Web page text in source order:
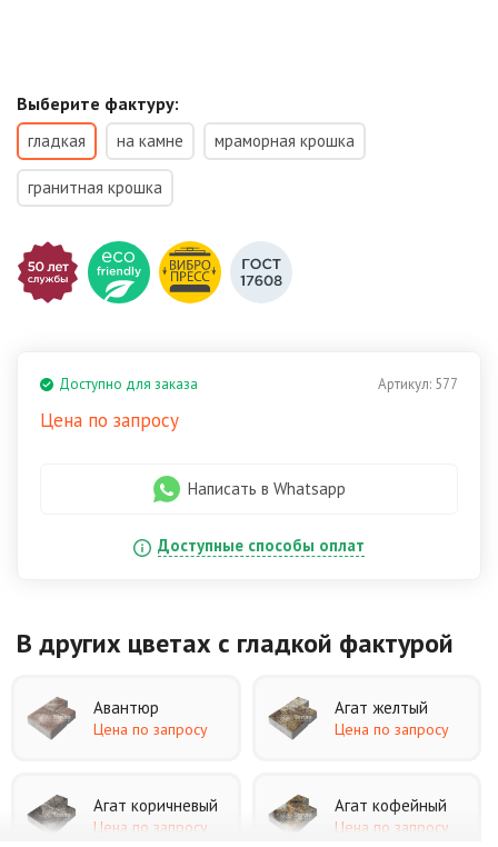
Выберите фактуру:
гладкая на камне мраморная крошка
гранитная крошка
Артикул: 577
Доступно для заказа
Цена по запросу
Написать в Whatsapp
Доступные способы оплат
В других цветах с гладкой фактурой
Авантюр
Цена по запросу
Агат желтый
Цена по запросу
Агат коричневый
Цена по запросу
Агат кофейный
Цена по запросу